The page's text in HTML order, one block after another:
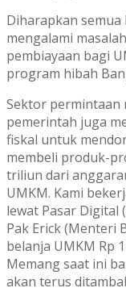
Diharapkan
mengalami
pembiayaan bagi
program hibah
Sektor permintaan
pemerintah juga
fiskal untuk
membeli produk-
triliun dari
UMKM. Kami
lewat Pasar Digital
Pak Erick (Menteri
belanja UMKM Rp
Memang saat ini
akan terus